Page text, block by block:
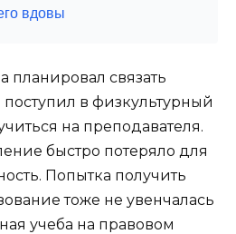
вдовы
связать
в физкультурный
на преподавателя.
быстро потеряло для
Попытка получить
тоже не увенчалась
учеба на правовом